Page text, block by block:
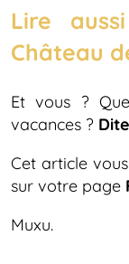
Lire
Château
Et vous ?
vacances ?
Cet article
sur votre page
Muxu.